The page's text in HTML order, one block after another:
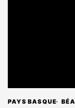
PAYS BASQUE